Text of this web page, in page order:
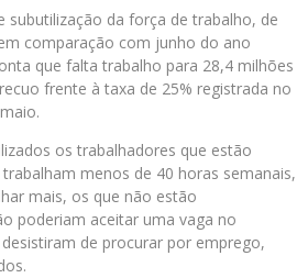
subutilização da força de trabalho, de
comparação com junho do ano
que falta trabalho para 28,4 milhões
frente à taxa de 25% registrada no
os trabalhadores que estão
menos de 40 horas semanais,
mais, os que não estão
poderiam aceitar uma vaga no
de procurar por emprego,